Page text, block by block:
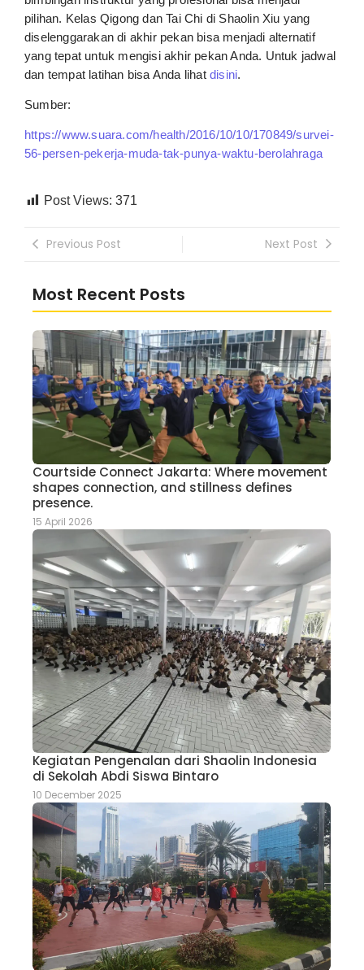
pilihan. Kelas Qigong dan Tai Chi di Shaolin Xiu yang
diselenggarakan di akhir pekan bisa menjadi alternatif
yang tepat untuk mengisi akhir pekan Anda. Untuk jadwal
dan tempat latihan bisa Anda lihat disini.
Sumber:
https://www.suara.com/health/2016/10/10/170849/survei-
56-persen-pekerja-muda-tak-punya-waktu-berolahraga
Post Views: 371
Previous Post Next Post
Most Recent Posts
Courtside Connect Jakarta: Where movement
shapes connection, and stillness defines
presence.
15 April 2026
Kegiatan Pengenalan dari Shaolin Indonesia
di Sekolah Abdi Siswa Bintaro
10 December 2025